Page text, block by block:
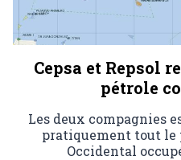
Cepsa et Repsol
pétrole
Les deux compagnies
pratiquement tout le
Occidental